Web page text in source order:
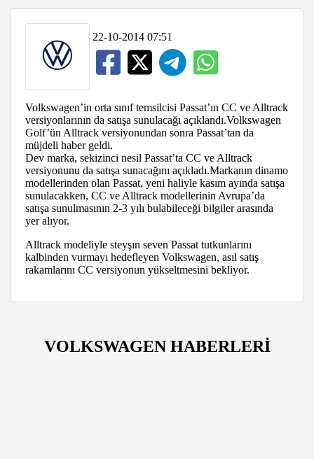
22-10-2014 07:51
Volkswagen’in orta sınıf temsilcisi Passat’ın CC ve Alltrack
versiyonlarının da satışa sunulacağı açıklandı.Volkswagen
Golf’ün Alltrack versiyonundan sonra Passat’tan da
müjdeli haber geldi.
Dev marka, sekizinci nesil Passat’ta CC ve Alltrack
versiyonunu da satışa sunacağını açıkladı.Markanın dinamo
modellerinden olan Passat, yeni haliyle kasım ayında satışa
sunulacakken, CC ve Alltrack modellerinin Avrupa’da
satışa sunulmasının 2-3 yılı bulabileceği bilgiler arasında
yer alıyor.
Alltrack modeliyle steyşın seven Passat tutkunlarını
kalbinden vurmayı hedefleyen Volkswagen, asıl satış
rakamlarını CC versiyonun yükseltmesini bekliyor.
VOLKSWAGEN HABERLERİ